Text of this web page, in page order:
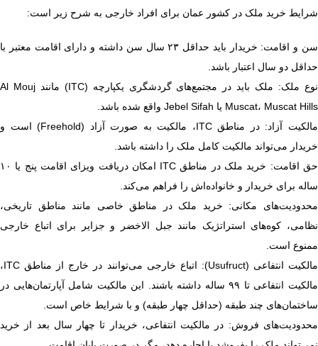
شرایط خرید ملک در کشور عمان برای افراد خارجی به شرح زیر است:
سن و اقامت: خریدار باید حداقل ۲۳ سال سن داشته و دارای اقامت معتبر با
حداقل دو سال اعتبار باشد.
نوع ملک: ملک باید در مجتمع‌های گردشگری یکپارچه (ITC) مانند Al Mouj
Muscat، Muscat Hills یا Jebel Sifah واقع شده باشد.
مالکیت آزاد: در مناطق ITC، مالکیت به صورت آزاد (Freehold) است و
خریدار می‌تواند مالکیت کامل ملک را داشته باشد.
حق اقامت: خرید ملک در مناطق ITC امکان دریافت ویزای اقامت پنج یا ۱۰
ساله برای خریدار و خانواده‌اش را فراهم می‌کند.
محدودیت‌های مکانی: خرید ملک در مناطق خاصی مانند مناطق تاریخی،
نظامی، کوه‌های استراتژیک مانند جبل الاخضر و جزایر برای اتباع خارجی
ممنوع است.
مالکیت انتفاعی (Usufruct): اتباع خارجی می‌توانند در خارج از مناطق ITC،
مالکیت انتفاعی تا ۹۹ ساله داشته باشند. این مالکیت شامل آپارتمان‌هایی در
ساختمان‌های چند طبقه (حداقل چهار طبقه) و با شرایط خاص است.
محدودیت‌های فروش: در مالکیت انتفاعی، خریدار تا چهار سال بعد از خرید